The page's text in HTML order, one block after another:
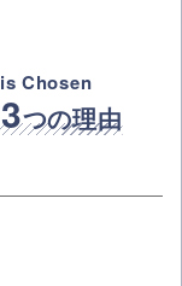
Chosen
3つの理由